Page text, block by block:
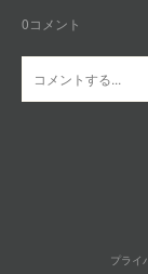
0コメント
プライ